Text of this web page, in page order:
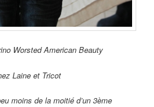
Worsted American Beauty
Laine et Tricot
moins de la moitié d’un 3ème